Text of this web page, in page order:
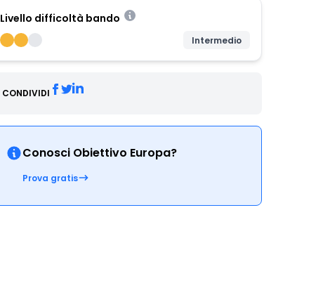
Livello difficoltà bando
Intermedio
CONDIVIDI
Conosci Obiettivo Europa?
Prova gratis